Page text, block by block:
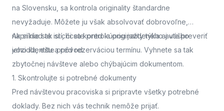
na Slovensku, sa kontrola originality štandardne
nevyžaduje. Môžete ju však absolvovať dobrovoľne,
napríklad ak si chcete pred kúpou jazdeného auta preveriť
jeho identitu a pôvod.
Ak si nie ste istí, či sa kontrola originality týka aj vášho
vozidla,ešte pred rezerváciou termínu. Vyhnete sa tak
zbytočnej návšteve alebo chýbajúcim dokumentom.
1. Skontrolujte si potrebné dokumenty
Pred návštevou pracoviska si pripravte všetky potrebné
doklady. Bez nich vás technik nemôže prijať.